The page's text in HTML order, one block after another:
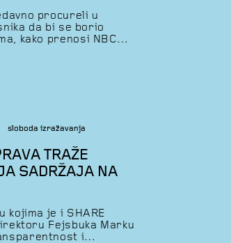
procureli u
da bi se borio
kako prenosi NBC
bila – privatnost.
sloboda izražavanja
TRAŽE
SADRŽAJA NA
kojima je i SHARE
Fejsbuka Marku
i